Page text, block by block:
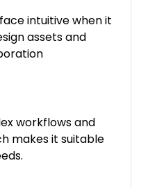
intuitive when it
assets and
workflows and
makes it suitable